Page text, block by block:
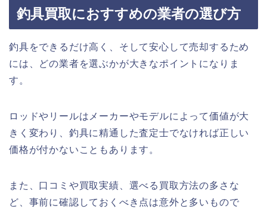
釣具買取におすすめの業者の選び方
釣具をできるだけ高く、そして安心して売却するため
には、どの業者を選ぶかが大きなポイントになりま
す。
ロッドやリールはメーカーやモデルによって価値が大
きく変わり、釣具に精通した査定士でなければ正しい
価格が付かないこともあります。
また、口コミや買取実績、選べる買取方法の多さな
ど、事前に確認しておくべき点は意外と多いもので